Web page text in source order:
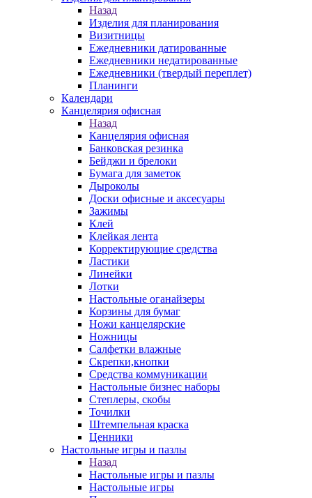
Назад
Изделия для планирования
Визитницы
Ежедневники датированные
Ежедневники недатированные
Ежедневники (твердый переплет)
Планинги
Календари
Канцелярия офисная
Назад
Канцелярия офисная
Банковская резинка
Бейджи и брелоки
Бумага для заметок
Дыроколы
Доски офисные и аксесуары
Зажимы
Клей
Клейкая лента
Корректирующие средства
Ластики
Линейки
Лотки
Настольные оганайзеры
Корзины для бумаг
Ножи канцелярские
Ножницы
Салфетки влажные
Скрепки,кнопки
Средства коммуникации
Настольные бизнес наборы
Степлеры, скобы
Точилки
Штемпельная краска
Ценники
Настольные игры и пазлы
Назад
Настольные игры и пазлы
Настольные игры